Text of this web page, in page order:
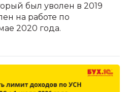
был уволен в 2019
на работе по
2020 года.